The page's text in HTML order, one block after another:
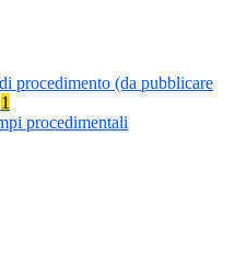
procedimento (da pubblicare
1
procedimentali